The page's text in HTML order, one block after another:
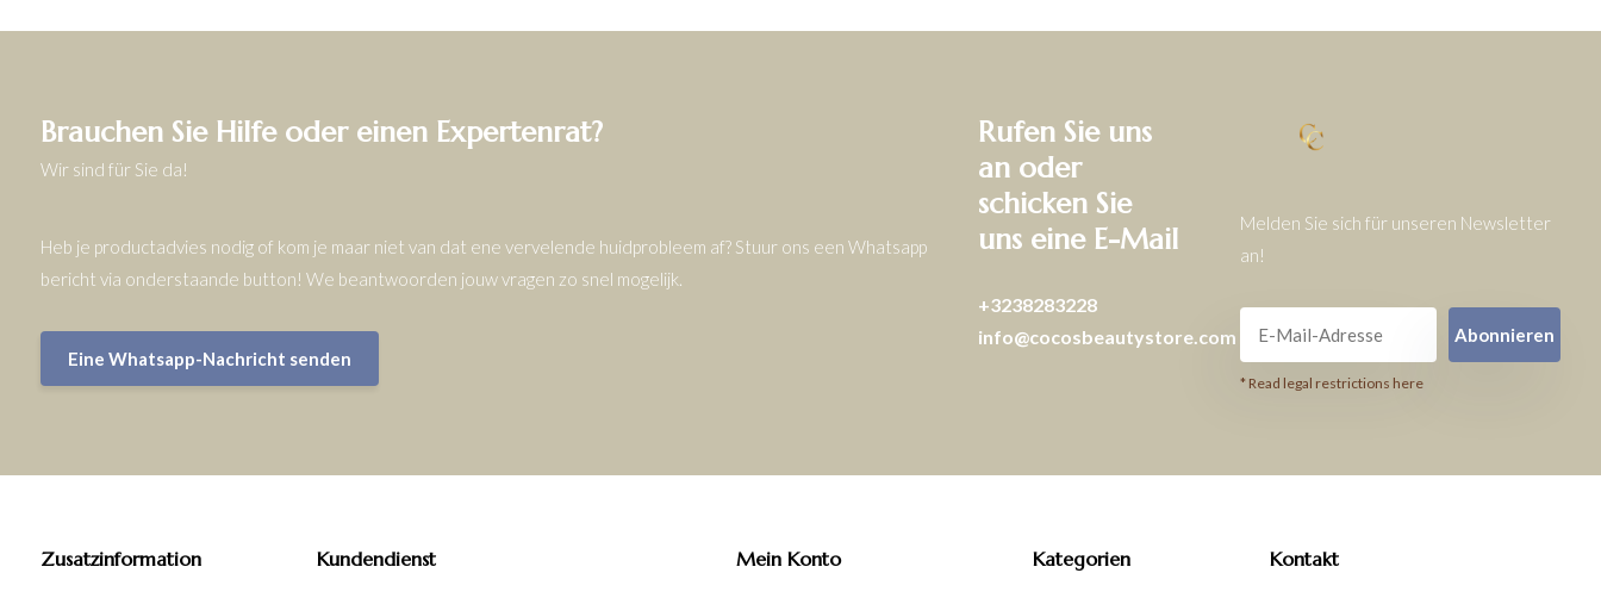
Brauchen Sie Hilfe oder einen Expertenrat?
Wir sind für Sie da!
Heb je productadvies nodig of kom je maar niet van dat ene vervelende huidprobleem af? Stuur ons een Whatsapp
bericht via onderstaande button! We beantwoorden jouw vragen zo snel mogelijk.
Eine Whatsapp-Nachricht senden
Rufen Sie uns
an oder
schicken Sie
uns eine E-Mail
+3238283228
info@cocosbeautystore.com
Melden Sie sich für unseren Newsletter
an!
Abonnieren
* Read legal restrictions here
Zusatzinformation Kundendienst Mein Konto Kategorien Kontakt